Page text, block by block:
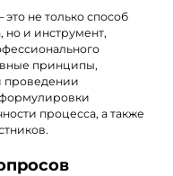
не только способ
и инструмент,
принципы,
проведении
формулировки
процесса, а также